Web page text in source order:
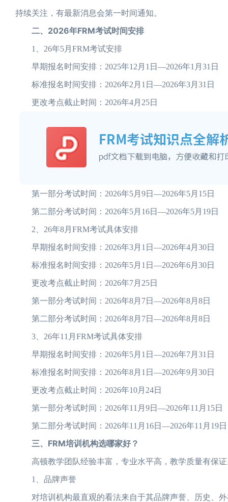
持续关注，有最新消息会第一时间通知。
二、2026年FRM考试时间安排
1、26年5月FRM考试安排
早期报名时间安排：2025年12月1日—2026年1月31日
标准报名时间安排：2026年2月1日—2026年3月31日
更改考点截止时间：2026年4月25日
第一部分考试时间：2026年5月9日—2026年5月15日
第二部分考试时间：2026年5月16日—2026年5月19日
2、26年8月FRM考试具体安排
早期报名时间安排：2026年3月1日—2026年4月30日
标准报名时间安排：2026年5月1日—2026年6月30日
更改考点截止时间：2026年7月25日
第一部分考试时间：2026年8月7日—2026年8月8日
第二部分考试时间：2026年8月7日—2026年8月8日
3、26年11月FRM考试具体安排
早期报名时间安排：2026年5月1日—2026年7月31日
标准报名时间安排：2026年8月1日—2026年9月30日
更改考点截止时间：2026年10月24日
第一部分考试时间：2026年11月9日—2026年11月15日
第二部分考试时间：2026年11月16日—2026年11月19日
三、FRM培训机构选哪家好？
高顿教学团队经验丰富，专业水平高，教学质量有保证
1、品牌声誉
对培训机构最直观的看法来自于其品牌声誉、历史、外